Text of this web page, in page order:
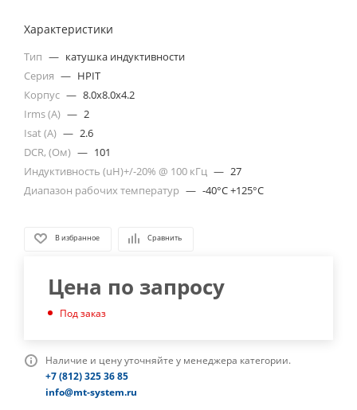
Характеристики
Тип — катушка индуктивности
Серия — HPIT
Корпус — 8.0x8.0x4.2
Irms (A) — 2
Isat (A) — 2.6
DCR, (Ом) — 101
Индуктивность (uH)+/-20% @ 100 кГц — 27
Диапазон рабочих температур — -40°C +125°C
В избранное Сравнить
Цена по запросу
Под заказ
Наличие и цену уточняйте у менеджера категории.
+7 (812) 325 36 85
info@mt-system.ru